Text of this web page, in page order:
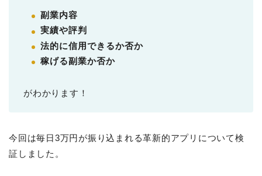
副業内容
実績や評判
法的に信用できるか否か
稼げる副業か否か
がわかります！
今回は毎日3万円が振り込まれる革新的アプリについて検
証しました。